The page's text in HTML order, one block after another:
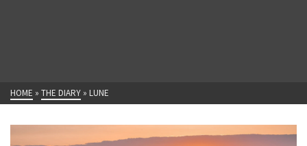
HOME » THE DIARY » LUNE